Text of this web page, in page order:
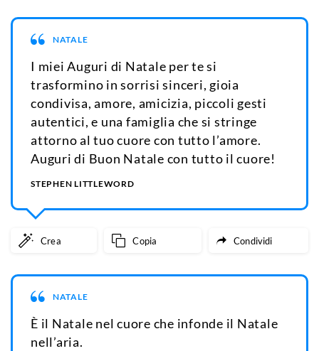
NATALE
I miei Auguri di Natale per te si
trasformino in sorrisi sinceri, gioia
condivisa, amore, amicizia, piccoli gesti
autentici, e una famiglia che si stringe
attorno al tuo cuore con tutto l’amore.
Auguri di Buon Natale con tutto il cuore!
STEPHEN LITTLEWORD
Crea Copia Condividi
NATALE
È il Natale nel cuore che infonde il Natale
nell’aria.